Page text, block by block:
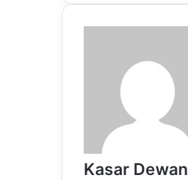
Email
Kasar Dewan